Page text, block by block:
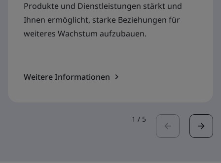
Produkte und Dienstleistungen stärkt und
Ihnen ermöglicht, starke Beziehungen für
weiteres Wachstum aufzubauen.
Weitere Informationen
1 / 5